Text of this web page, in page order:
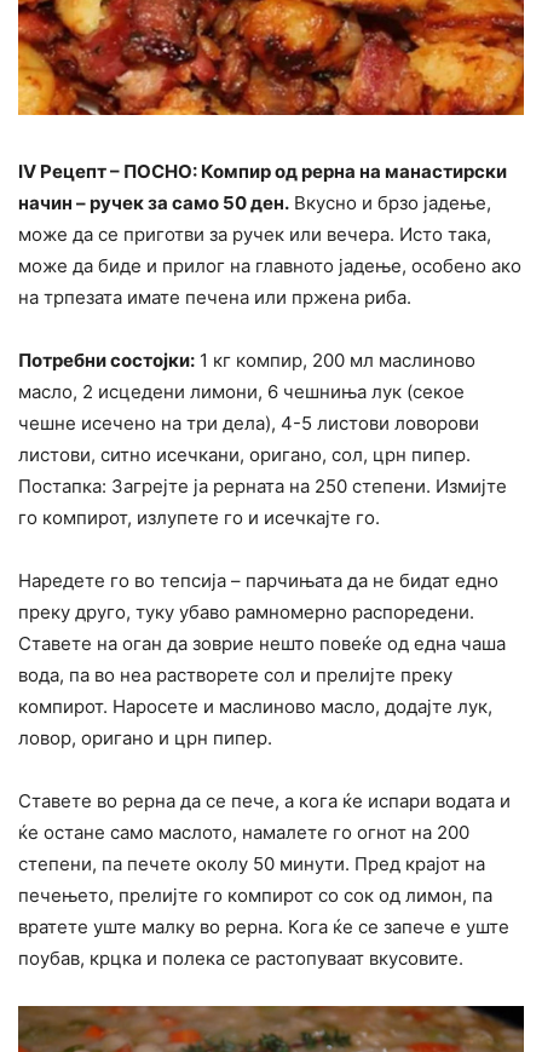
IV Рецепт – ПОСНО: Компир од рерна на манастирски
начин – ручек за само 50 ден. Вкусно и брзо јадење,
може да се приготви за ручек или вечера. Исто така,
може да биде и прилог на главното јадење, особено ако
на трпезата имате печена или пржена риба.
Потребни состојки: 1 кг компир, 200 мл маслиново
масло, 2 исцедени лимони, 6 чешниња лук (секое
чешне исечено на три дела), 4-5 листови ловорови
листови, ситно исечкани, оригано, сол, црн пипер.
Постапка: Загрејте ја рерната на 250 степени. Измијте
го компирот, излупете го и исечкајте го.
Наредете го во тепсија – парчињата да не бидат едно
преку друго, туку убаво рамномерно распоредени.
Ставете на оган да зоврие нешто повеќе од една чаша
вода, па во неа растворете сол и прелијте преку
компирот. Наросете и маслиново масло, додајте лук,
ловор, оригано и црн пипер.
Ставете во рерна да се пече, а кога ќе испари водата и
ќе остане само маслото, намалете го огнот на 200
степени, па печете околу 50 минути. Пред крајот на
печењето, прелијте го компирот со сок од лимон, па
вратете уште малку во рерна. Кога ќе се запече е уште
поубав, крцка и полека се растопуваат вкусовите.